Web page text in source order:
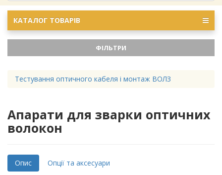
КАТАЛОГ ТОВАРІВ
ФІЛЬТРИ
Тестування оптичного кабеля і монтаж ВОЛЗ
Апарати для зварки оптичних
волокон
Опис Опції та аксесуари